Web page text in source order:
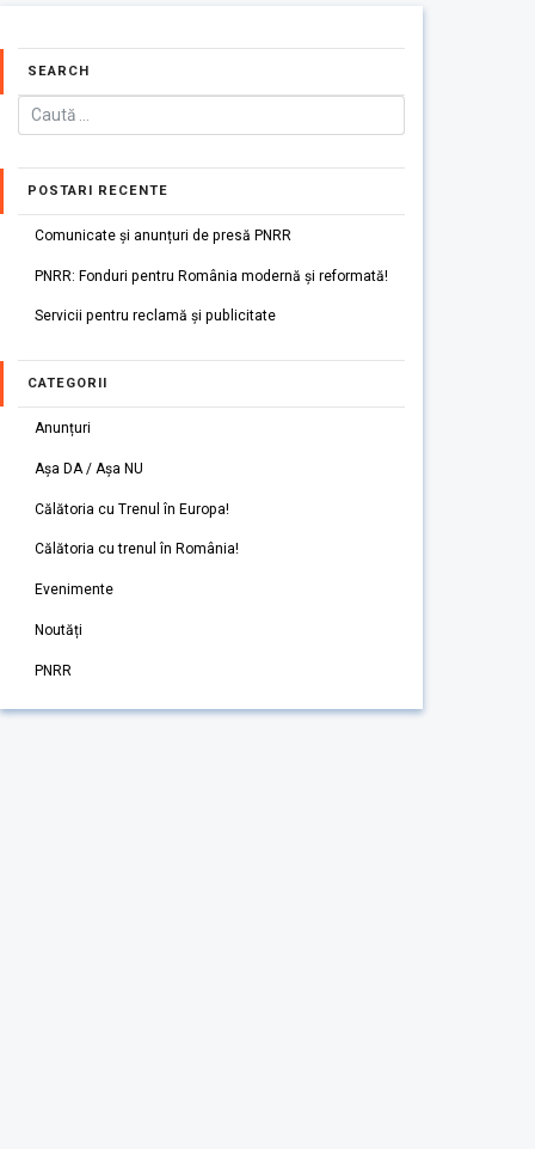
SEARCH
POSTARI RECENTE
Comunicate și anunțuri de presă PNRR
PNRR: Fonduri pentru România modernă și reformată!
Servicii pentru reclamă și publicitate
CATEGORII
Anunțuri
Așa DA / Așa NU
Călătoria cu Trenul în Europa!
Călătoria cu trenul în România!
Evenimente
Noutăți
PNRR